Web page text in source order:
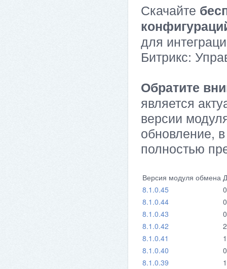
Скачайте
для
Битрикс:
Обратите
является
версии
обновление,
полностью
Версия модуля обмена
8.1.0.45
8.1.0.44
8.1.0.43
8.1.0.42
8.1.0.41
8.1.0.40
8.1.0.39